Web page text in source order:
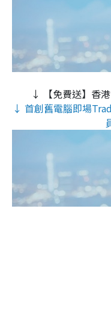
↓ 【免費送】香
↓ 首創舊電腦即場